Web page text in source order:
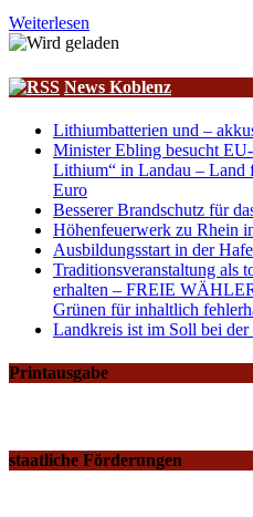
Weiterlesen
News Koblenz
Lithiumbatterien und –
Minister Ebling besucht
Lithium“ in Landau – Land
Euro
Besserer Brandschutz für
Höhenfeuerwerk zu Rhein
Ausbildungsstart in der
Traditionsveranstaltung als
erhalten – FREIE
Grünen für inhaltlich
Landkreis ist im Soll bei
Printausgabe
staatliche Förderungen